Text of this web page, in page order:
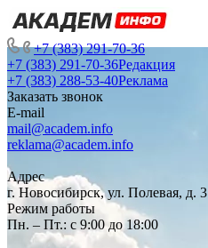
+7 (383) 291-70-36
+7 (383) 291-70-36Редакция
+7 (383) 288-53-40Реклама
Заказать звонок
E-mail
mail@academ.info
reklama@academ.info
Адрес
г. Новосибирск, ул. Полевая, д. 3
Режим работы
Пн. – Пт.: с 9:00 до 18:00